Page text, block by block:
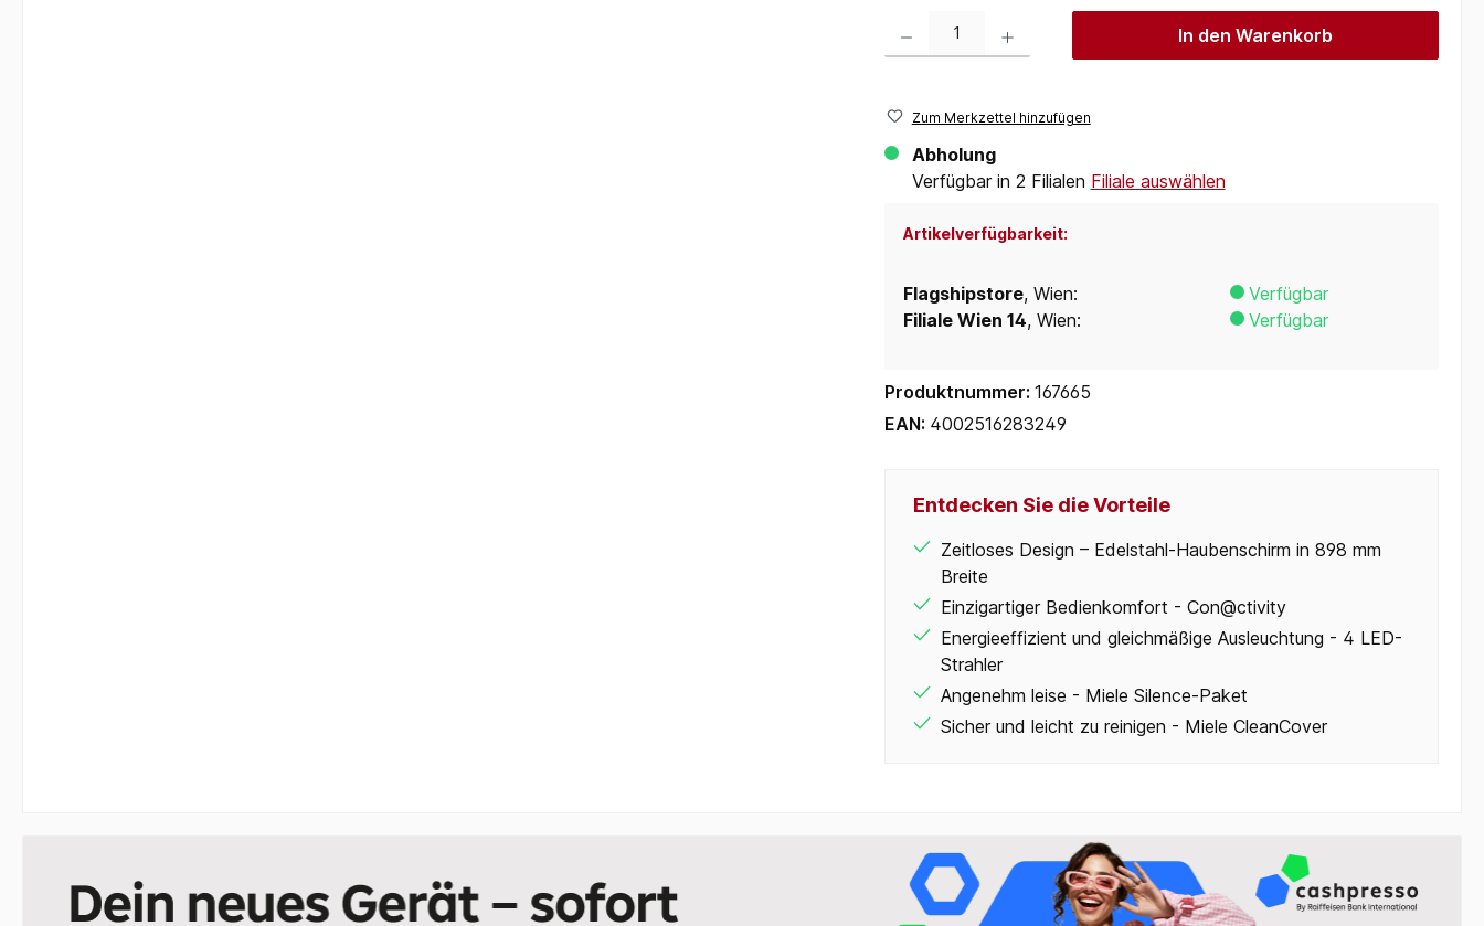
In den Warenkorb
Zum Merkzettel hinzufügen
Abholung
Verfügbar in 2 Filialen Filiale auswählen
Artikelverfügbarkeit:
Flagshipstore, Wien:
Verfügbar
Filiale Wien 14, Wien: Verfügbar
Produktnummer: 167665
EAN: 4002516283249
Entdecken Sie die Vorteile
Zeitloses Design – Edelstahl-Haubenschirm in 898 mm
Breite
Einzigartiger Bedienkomfort - Con@ctivity
Energieeffizient und gleichmäßige Ausleuchtung - 4 LED-
Strahler
Angenehm leise - Miele Silence-Paket
Sicher und leicht zu reinigen - Miele CleanCover